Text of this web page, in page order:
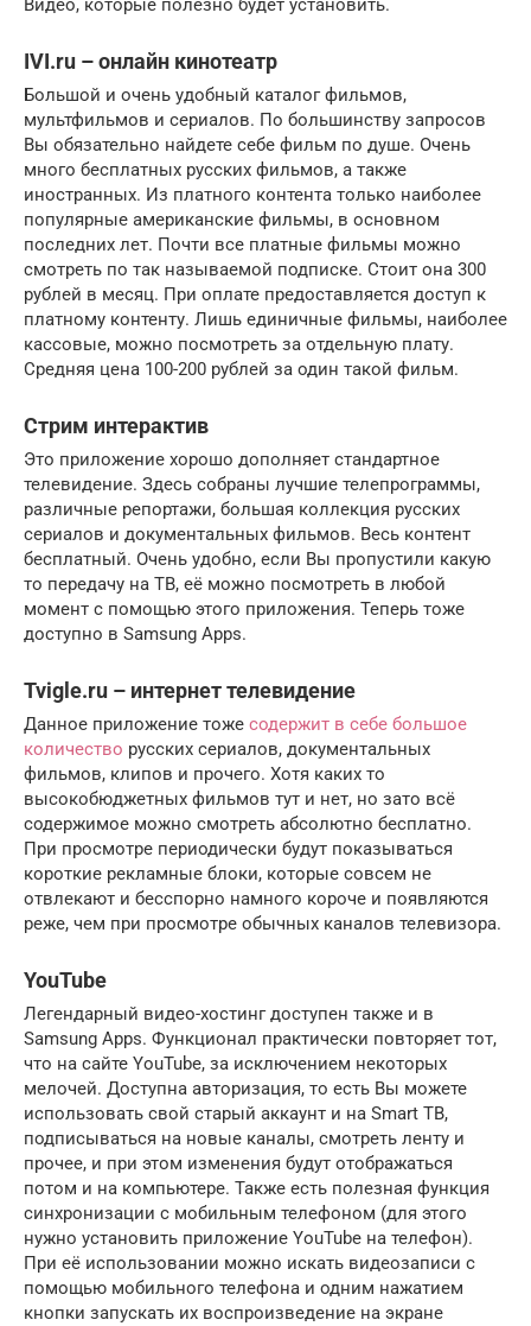
Видео, которые полезно будет установить.
IVI.ru – онлайн кинотеатр
Большой и очень удобный каталог фильмов,
мультфильмов и сериалов. По большинству запросов
Вы обязательно найдете себе фильм по душе. Очень
много бесплатных русских фильмов, а также
иностранных. Из платного контента только наиболее
популярные американские фильмы, в основном
последних лет. Почти все платные фильмы можно
смотреть по так называемой подписке. Стоит она 300
рублей в месяц. При оплате предоставляется доступ к
платному контенту. Лишь единичные фильмы, наиболее
кассовые, можно посмотреть за отдельную плату.
Средняя цена 100-200 рублей за один такой фильм.
Стрим интерактив
Это приложение хорошо дополняет стандартное
телевидение. Здесь собраны лучшие телепрограммы,
различные репортажи, большая коллекция русских
сериалов и документальных фильмов. Весь контент
бесплатный. Очень удобно, если Вы пропустили какую
то передачу на ТВ, её можно посмотреть в любой
момент с помощью этого приложения. Теперь тоже
доступно в Samsung Apps.
Tvigle.ru – интернет телевидение
Данное приложение тоже содержит в себе большое
количество русских сериалов, документальных
фильмов, клипов и прочего. Хотя каких то
высокобюджетных фильмов тут и нет, но зато всё
содержимое можно смотреть абсолютно бесплатно.
При просмотре периодически будут показываться
короткие рекламные блоки, которые совсем не
отвлекают и бесспорно намного короче и появляются
реже, чем при просмотре обычных каналов телевизора.
YouTube
Легендарный видео-хостинг доступен также и в
Samsung Apps. Функционал практически повторяет тот,
что на сайте YouTube, за исключением некоторых
мелочей. Доступна авторизация, то есть Вы можете
использовать свой старый аккаунт и на Smart ТВ,
подписываться на новые каналы, смотреть ленту и
прочее, и при этом изменения будут отображаться
потом и на компьютере. Также есть полезная функция
синхронизации с мобильным телефоном (для этого
нужно установить приложение YouTube на телефон).
При её использовании можно искать видеозаписи с
помощью мобильного телефона и одним нажатием
кнопки запускать их воспроизведение на экране